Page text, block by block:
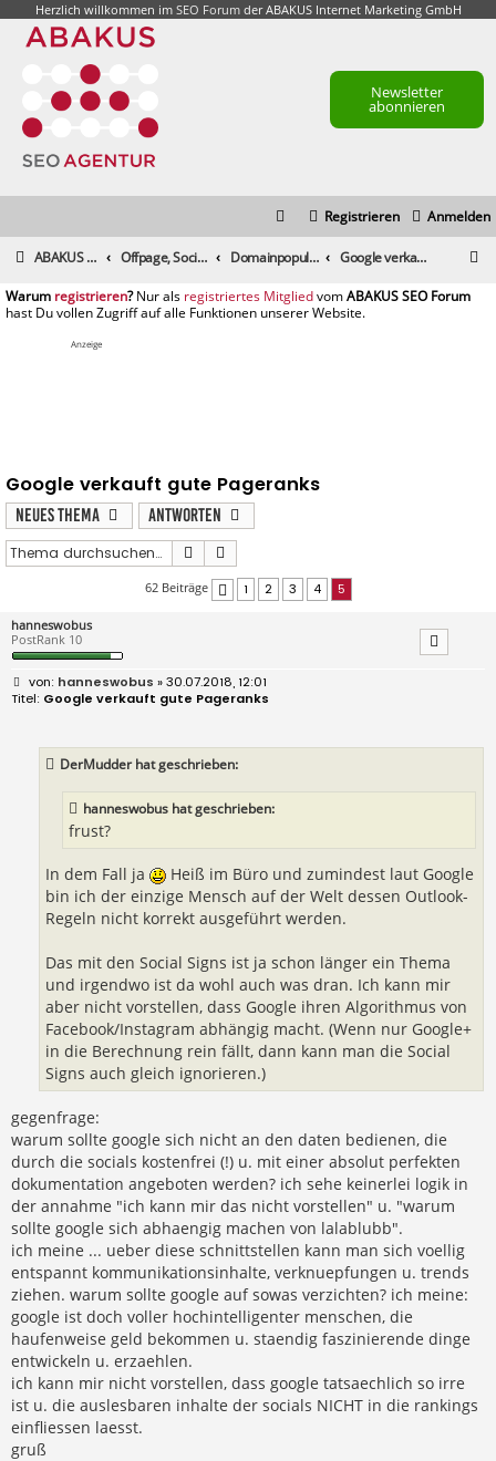
Herzlich willkommen im SEO Forumder ABAKUS Internet Marketing GmbH
Newsletter
abonnieren
Anmelden
Registrieren
ABAKUS Foren-Übersicht Offpage, Social Media, Tools und andere Maßnahmen Domainpopularität / Link-Marketing, Backlinks aufbauen & Seeding Google verkauft gute Pageranks
registrieren registriertes Mitglied
Anzeige
Google verkauft gute Pageranks
Neues Thema
Antworten
Suche
62 Beiträge Vorherige
1 2 3 4 5
hanneswobus
PostRank 10
B
e
i
hanneswobus » 30.07.2018, 12:01
Google verkauft gute Pageranks
DerMudder hat geschrieben:
hanneswobus hat geschrieben:
frust?
In dem Fall ja
Heiß im Büro und zumindest laut Google
bin ich der einzige Mensch auf der Welt dessen Outlook-
Regeln nicht korrekt ausgeführt werden.
Das mit den Social Signs ist ja schon länger ein Thema
und irgendwo ist da wohl auch was dran. Ich kann mir
aber nicht vorstellen, dass Google ihren Algorithmus von
Facebook/Instagram abhängig macht. (Wenn nur Google+
in die Berechnung rein fällt, dann kann man die Social
Signs auch gleich ignorieren.)
gegenfrage:
warum sollte google sich nicht an den daten bedienen, die
durch die socials kostenfrei (!) u. mit einer absolut perfekten
dokumentation angeboten werden? ich sehe keinerlei logik in
der annahme "ich kann mir das nicht vorstellen" u. "warum
sollte google sich abhaengig machen von lalablubb".
ich meine ... ueber diese schnittstellen kann man sich voellig
entspannt kommunikationsinhalte, verknuepfungen u. trends
ziehen. warum sollte google auf sowas verzichten? ich meine:
google ist doch voller hochintelligenter menschen, die
haufenweise geld bekommen u. staendig faszinierende dinge
entwickeln u. erzaehlen.
ich kann mir nicht vorstellen, dass google tatsaechlich so irre
ist u. die auslesbaren inhalte der socials NICHT in die rankings
einfliessen laesst.
gruß